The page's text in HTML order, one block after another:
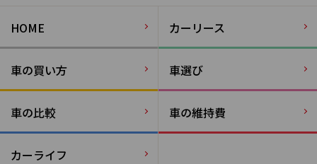
HOME カーリース
車の買い方 車選び
車の比較 車の維持費
カーライフ